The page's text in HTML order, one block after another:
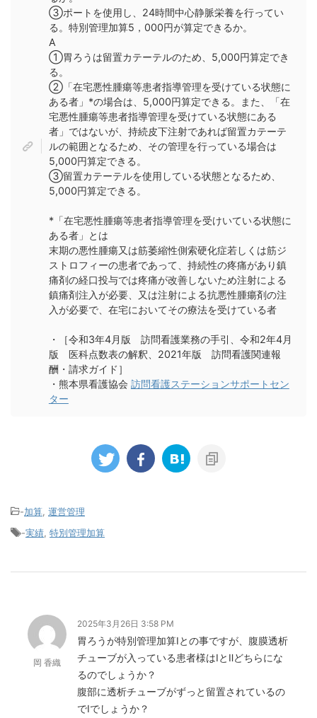
③ポートを使用し、24時間中心静脈栄養を行ってい
る。特別管理加算5，000円が算定できるか。
A
①胃ろうは留置カテーテルのため、5,000円算定でき
る。
②「在宅悪性腫瘍等患者指導管理を受けている状態に
ある者」*の場合は、5,000円算定できる。また、「在
宅悪性腫瘍等患者指導管理を受けている状態にある
者」ではないが、持続皮下注射であれば留置カテーテ
ルの範囲となるため、その管理を行っている場合は
5,000円算定できる。
③留置カテーテルを使用している状態となるため、
5,000円算定できる。
*「在宅悪性腫瘍等患者指導管理を受けいている状態に
ある者」とは
末期の悪性腫瘍又は筋萎縮性側索硬化症若しくは筋ジ
ストロフィーの患者であって、持続性の疼痛があり鎮
痛剤の経口投与では疼痛が改善しないため注射による
鎮痛剤注入が必要、又は注射による抗悪性腫瘍剤の注
入が必要で、在宅においてその療法を受けている者
・［令和3年4月版 訪問看護業務の手引、令和2年4月
版 医科点数表の解釈、2021年版 訪問看護関連報
酬・請求ガイド］
・熊本県看護協会 訪問看護ステーションサポートセン
ター
-加算 運営管理
-実績 特別管理加算
岡 香織
2025年3月26日 3:58 PM
胃ろうが特別管理加算Ⅰとの事ですが、腹膜透析
チューブが入っている患者様はⅠとⅡどちらにな
るのでしょうか？
腹部に透析チューブがずっと留置されているの
でⅠでしょうか？